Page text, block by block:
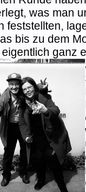
was man
feststellten,
bis zu dem
ganz